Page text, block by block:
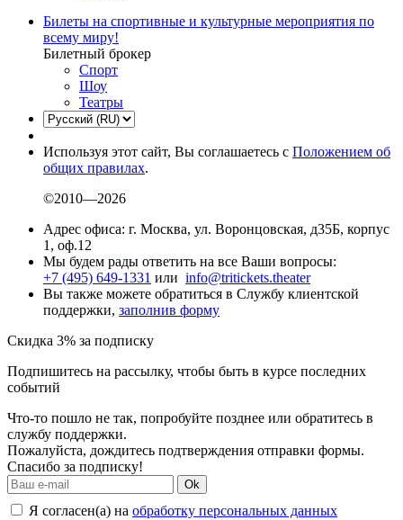
Билеты на спортивные и культурные мероприятия по
всему миру!
Билетный брокер
Спорт
Шоу
Театры
Используя этот сайт, Вы соглашаетесь с Положением об
общих правилах.
©2010—2026
Адрес офиса: г. Москва, ул. Воронцовская, д35Б, корпус
1, оф.12
Мы будем рады ответить на все Ваши вопросы:
+7 (495) 649-1331 или info@tritickets.theater
Вы также можете обратиться в Службу клиентской
поддержки, заполнив форму
Скидка 3% за подписку
Подпишитесь на рассылку, чтобы быть в курсе последних
событий
Что-то пошло не так, попробуйте позднее или обратитесь в
службу поддержки.
Пожалуйста, дождитесь подтверждения отправки формы.
Спасибо за подписку!
Ok
Я согласен(а) на обработку персональных данных